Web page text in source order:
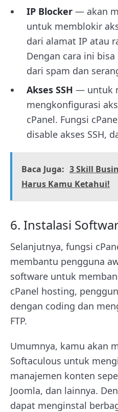
IP Blocker — akan
untuk memblokir
dari alamat IP atau
Dengan cara ini
dari spam dan
Akses SSH — untuk
mengkonfigurasi
cPanel. Fungsi
disable akses SSH,
Baca Juga: 3 Skill
Harus Kamu Ketahui!
6. Instalasi
Selanjutnya, fungsi
membantu pengguna
software untuk
cPanel hosting,
dengan coding dan
FTP.
Umumnya, kamu akan
Softaculous untuk
manajemen konten
Joomla, dan lainnya.
dapat menginstal